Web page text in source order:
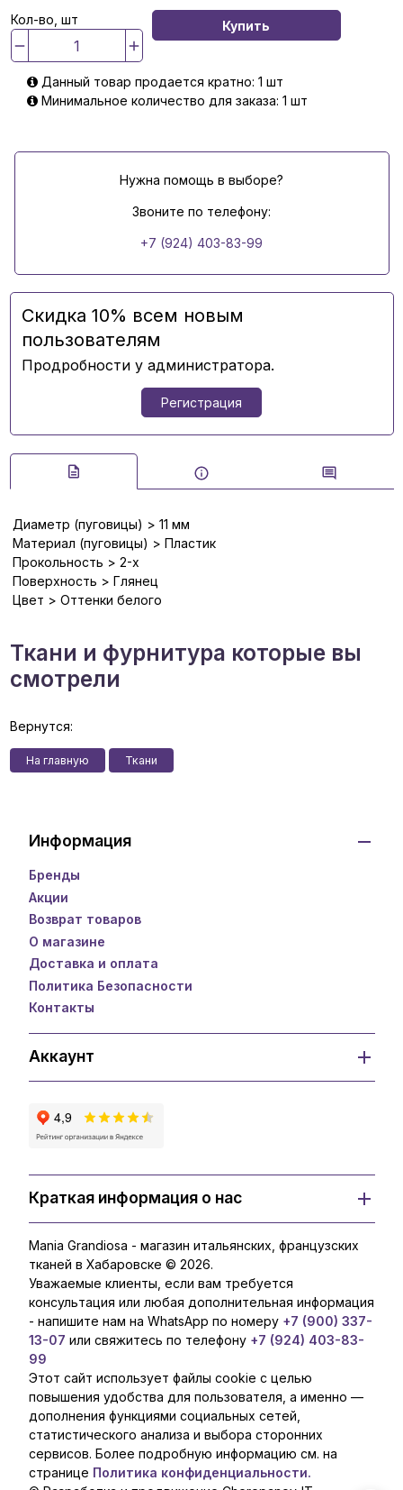
Кол-во, шт Купить
Данный товар продается кратно: 1 шт
Минимальное количество для заказа: 1 шт
Нужна помощь в выборе?
Звоните по телефону:
+7 (924) 403-83-99
Скидка 10% всем новым
пользователям
Продробности у администратора.
Регистрация
Диаметр (пуговицы) > 11 мм
Материал (пуговицы) > Пластик
Прокольность > 2-х
Поверхность > Глянец
Цвет > Оттенки белого
Ткани и фурнитура которые вы
смотрели
Вернутся:
На главную Ткани
Информация
Бренды
Акции
Возврат товаров
О магазине
Доставка и оплата
Политика Безопасности
Контакты
Аккаунт
Краткая информация о нас
Mania Grandiosa - магазин итальянских, французских
тканей в Хабаровске © 2026.
Уважаемые клиенты, если вам требуется
консультация или любая дополнительная информация
- напишите нам на WhatsApp по номеру +7 (900) 337-
13-07 или свяжитесь по телефону +7 (924) 403-83-
99
Этот сайт использует файлы cookie с целью
повышения удобства для пользователя, а именно —
дополнения функциями социальных сетей,
статистического анализа и выбора сторонних
сервисов. Более подробную информацию см. на
странице Политика конфиденциальности.